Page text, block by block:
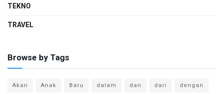
TEKNO
TRAVEL
Browse by Tags
Akan Anak Baru dalam dan dari
dengan